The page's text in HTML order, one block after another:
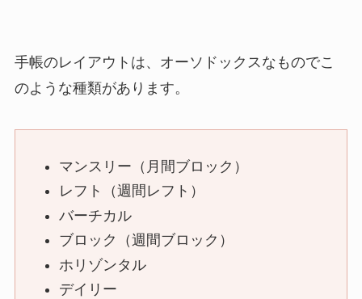
手帳のレイアウトは、オーソドックスなものでこ
のような種類があります。
マンスリー（月間ブロック）
レフト（週間レフト）
バーチカル
ブロック（週間ブロック）
ホリゾンタル
デイリー